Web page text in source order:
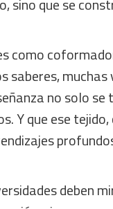
sino que se
como
saberes, muchas
no solo se
Y que ese
deben